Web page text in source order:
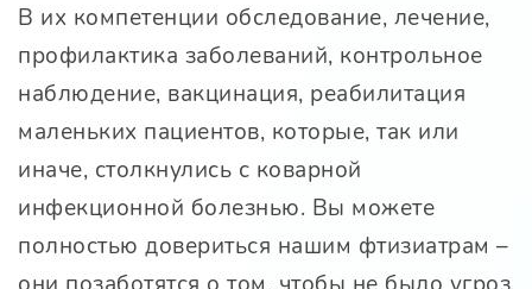
В их компетенции обследование, лечение,
профилактика заболеваний, контрольное
наблюдение, вакцинация, реабилитация
маленьких пациентов, которые, так или
иначе, столкнулись с коварной
инфекционной болезнью. Вы можете
полностью довериться нашим фтизиатрам –